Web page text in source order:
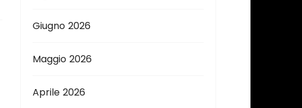
Giugno 2026
Maggio 2026
Aprile 2026